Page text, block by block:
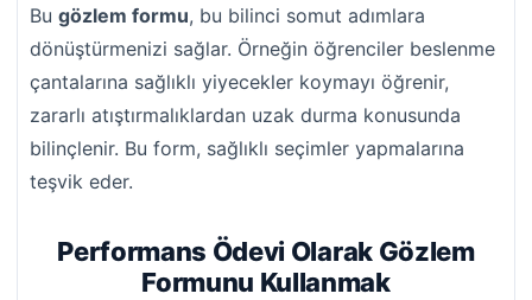
Bu gözlem formu, bu bilinci somut adımlara
dönüştürmenizi sağlar. Örneğin öğrenciler beslenme
çantalarına sağlıklı yiyecekler koymayı öğrenir,
zararlı atıştırmalıklardan uzak durma konusunda
bilinçlenir. Bu form, sağlıklı seçimler yapmalarına
teşvik eder.
Performans Ödevi Olarak Gözlem
Formunu Kullanmak